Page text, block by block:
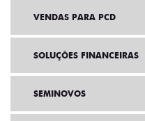
VENDAS PARA PCD
SOLUÇÕES FINANCEIRAS
SEMINOVOS